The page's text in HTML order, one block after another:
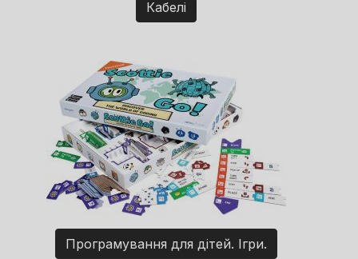
Кабелі
Програмування для дітей. Ігри.